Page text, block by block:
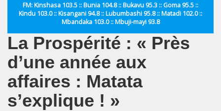
FM: Kinshasa 103.5 :: Bunia 104.8 :: Bukavu 95.3 :: Goma 95.5 ::
Kindu 103.0 :: Kisangani 94.8 :: Lubumbashi 95.8 :: Matadi 102.0 ::
Mbandaka 103.0 :: Mbuji-mayi 93.8
La Prospérité : « Près
d’une année aux
affaires : Matata
s’explique ! »